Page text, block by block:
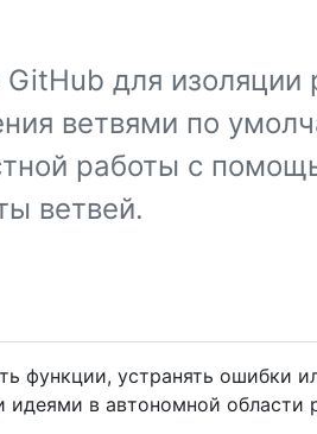
GitHub для изоляции
ветвями по
работы с
ветвей.
функции, устранять ошибки
идеями в автономной области